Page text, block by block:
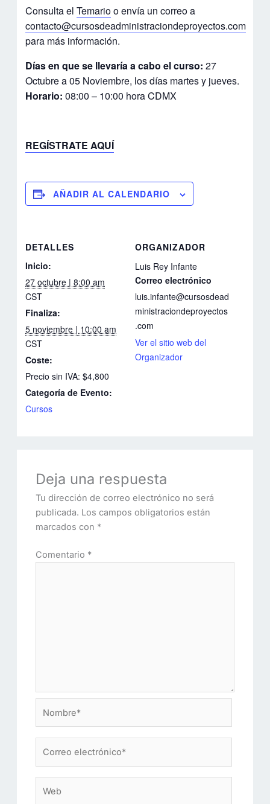
Consulta elTemarioo envía un correo a
contacto@cursosdeadministraciondeproyectos.com
para más información.
Días en que se llevaría a cabo el curso:27
Octubre a 05 Noviembre, los días martes y jueves.
Horario:08:00 – 10:00 hora CDMX
REGÍSTRATE AQUÍ
AÑADIR AL CALENDARIO
DETALLES
Inicio:
27 octubre | 8:00 am
CST
Finaliza:
5 noviembre | 10:00 am
CST
Coste:
Precio sin IVA: $4,800
Categoría de Evento:
Cursos
ORGANIZADOR
Luis Rey Infante
Correo electrónico
luis.infante@cursosdead
ministraciondeproyectos
.com
Ver el sitio web del
Organizador
Deja una respuesta
Tu dirección de correo electrónico no será
publicada. Los campos obligatorios están
marcados con *
Comentario *
electrónico*